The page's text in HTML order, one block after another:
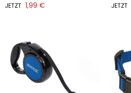
JETZT 1,99 € JETZT